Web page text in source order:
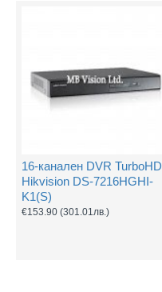
16-канален DVR TurboHD
Hikvision DS-7216HGHI-
K1(S)
€153.90 (301.01лв.)